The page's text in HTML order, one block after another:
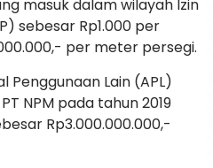
masuk dalam wilayah Izin
sebesar Rp1.000 per
per meter persegi.
Penggunaan Lain (APL)
NPM pada tahun 2019
Rp3.000.000.000,-